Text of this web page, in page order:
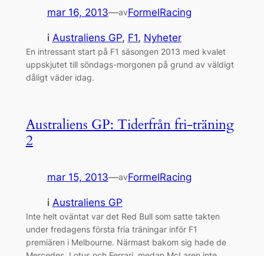
mar 16, 2013—avFormelRacing
i Australiens GP, F1, Nyheter
En intressant start på F1 säsongen 2013 med kvalet
uppskjutet till söndags-morgonen på grund av väldigt
dåligt väder idag.
Australiens GP: Tiderfrån fri-träning
2
mar 15, 2013—avFormelRacing
i Australiens GP
Inte helt oväntat var det Red Bull som satte takten
under fredagens första fria träningar inför F1
premiären i Melbourne. Närmast bakom sig hade de